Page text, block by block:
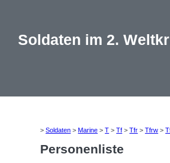
Soldaten im 2.
>Soldaten >Marine >T >Tf >Tfr >Tfrw >
Personenliste